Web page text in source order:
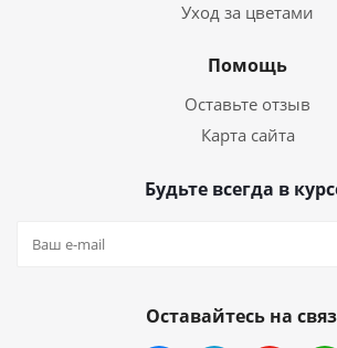
Уход за цветами
Помощь
Оставьте отзыв
Карта сайта
Будьте всегда в
Оставайтесь на